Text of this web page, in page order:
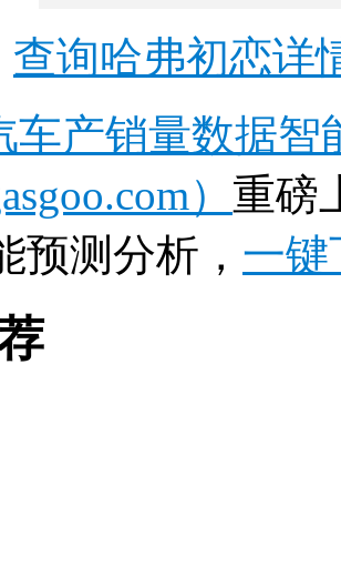
查询哈弗初恋详
车产销量数据
） 重磅
预测分析， 一键